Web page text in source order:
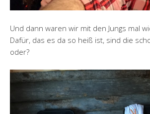
Und dann waren wir mit den Jungs mal
Dafür, das es da so heiß ist, sind die
oder?